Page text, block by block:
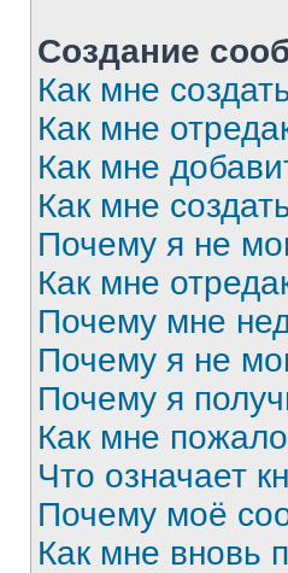
Создание
Как мне
Как мне
Как мне
Как мне
Почему я не
Как мне
Почему мне
Почему я не
Почему я
Как мне
Что означает
Почему моё
Как мне вновь